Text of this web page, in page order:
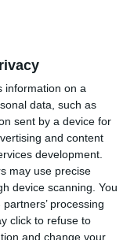
information on a
data, such as
sent by a device for
and content
development.
may use precise
device scanning. You
processing
click to refuse to
and change your
și el și împreună,
(ori voință, ori
periferia stolului.
să fie de acord cu
se luptă împotriva a
opunea rezistență
Și că pe măsură
reacția mai mult.